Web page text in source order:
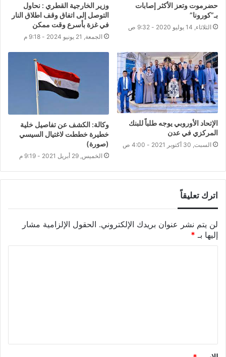
حضرموت وتعز الأكثر إصابات
بـ”كورونا”
الثلاثاء, 14 يوليو 2020 - 9:32 ص
وزير الخارجية القطري : نحاول
التوصل إلى اتفاق وقف اطلاق النار
في غزة بأسرع وقت ممكن
الجمعة, 21 يونيو 2024 - 9:18 م
الإتحاد الأوروبي يوجه طلباً للبنك
المركزي في عدن
السبت, 30 أكتوبر 2021 - 4:00 ص
وكالة: الكشف عن تفاصيل خلية
خطيرة خططت لاغتيال السيسي
(صورة)
الخميس, 29 أبريل 2021 - 9:19 م
اترك تعليقاً
لن يتم نشر عنوان بريدك الإلكتروني. الحقول الإلزامية مشار
إليها بـ *